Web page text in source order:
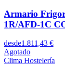
Armario
1R/AFD-1C
desde1.811,43 €
Agotado
Clima Hostelería